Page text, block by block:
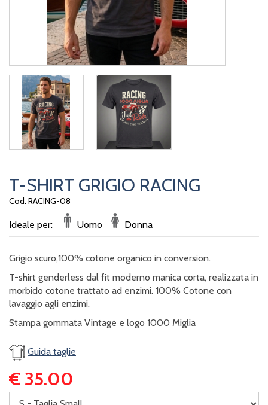
T-SHIRT GRIGIO RACING
Cod. RACING-08
Ideale per: Uomo Donna
Grigio scuro,100% cotone organico in conversion.
T-shirt genderless dal fit moderno manica corta, realizzata in
morbido cotone trattato ad enzimi. 100% Cotone con
lavaggio agli enzimi.
Stampa gommata Vintage e logo 1000 Miglia
Guida taglie
€ 35.00